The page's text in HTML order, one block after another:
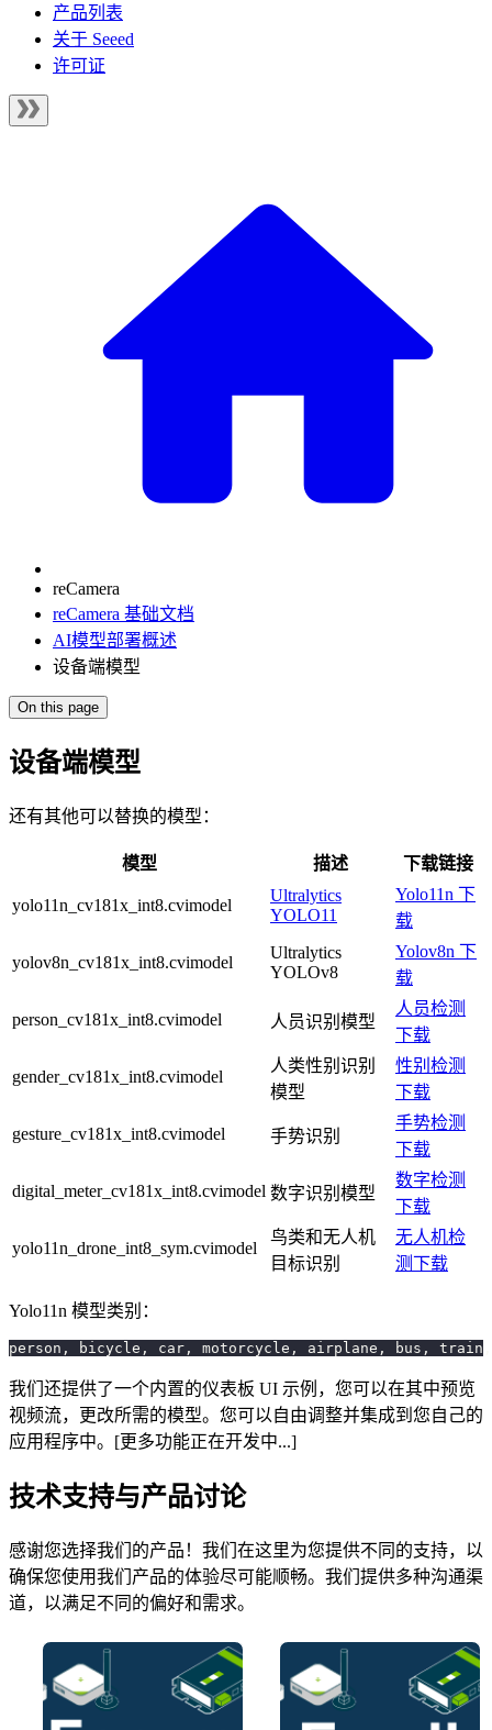
产品列表
关于 Seeed
许可证
reCamera
reCamera 基础文档
AI模型部署概述
设备端模型
On this page
设备端模型
还有其他可以替换的模型：
模型 描述 下载链接
yolo11n_cv181x_int8.cvimodel
Ultralytics
YOLO11
Yolo11n 下
载
yolov8n_cv181x_int8.cvimodel
Ultralytics
YOLOv8
Yolov8n 下
载
person_cv181x_int8.cvimodel 人员识别模型
人员检测
下载
gender_cv181x_int8.cvimodel
人类性别识别
模型
性别检测
下载
gesture_cv181x_int8.cvimodel 手势识别
手势检测
下载
digital_meter_cv181x_int8.cvimodel 数字识别模型
数字检测
下载
yolo11n_drone_int8_sym.cvimodel
鸟类和无人机
目标识别
无人机检
测下载
Yolo11n 模型类别：
person , bicycle , car , motorcycle , airplane , bus , train
我们还提供了一个内置的仪表板 UI 示例，您可以在其中预览
视频流，更改所需的模型。您可以自由调整并集成到您自己的
应用程序中。[更多功能正在开发中...]
技术支持与产品讨论
感谢您选择我们的产品！我们在这里为您提供不同的支持，以
确保您使用我们产品的体验尽可能顺畅。我们提供多种沟通渠
道，以满足不同的偏好和需求。